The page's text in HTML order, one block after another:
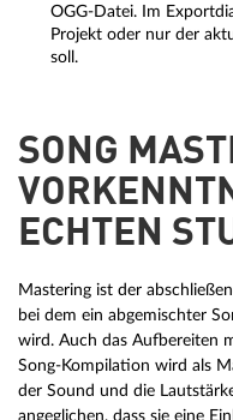
OGG-Datei. Im
Projekt oder nur der
soll.
SONG
ECHTEN
Mastering ist der
bei dem ein abgemischter
wird. Auch das Aufbereiten
Song-Kompilation wird als
der Sound und die
angeglichen, dass sie eine